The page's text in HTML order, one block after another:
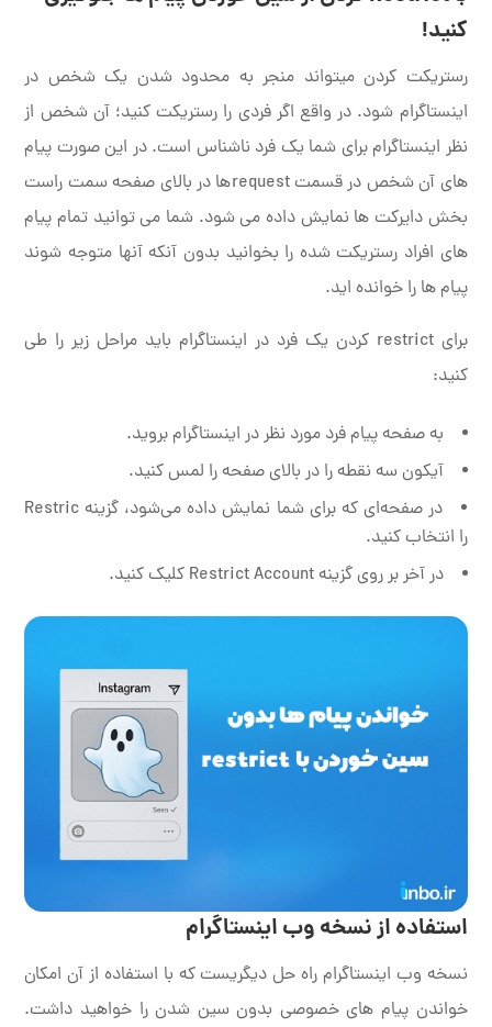
کنید!
رستریکت کردن میتواند منجر به محدود شدن یک شخص در
اینستاگرام شود. در واقع اگر فردی را رستریکت کنید؛ آن شخص از
نظر اینستاگرام برای شما یک فرد ناشناس است. در این صورت پیام
های آن شخص در قسمت requestها در بالای صفحه سمت راست
بخش دایرکت ها نمایش داده می شود. شما می توانید تمام پیام
های افراد رستریکت شده را بخوانید بدون آنکه آنها متوجه شوند
پیام ها را خوانده اید.
برای restrict کردن یک فرد در اینستاگرام باید مراحل زیر را طی
کنید:
به صفحه پیام فرد مورد نظر در اینستاگرام بروید.
آیکون سه نقطه را در بالای صفحه را لمس کنید.
در صفحه‌ای که برای شما نمایش داده می‌شود، گزینه Restric
را انتخاب کنید.
در آخر بر روی گزینه Restrict Account کلیک کنید.
استفاده از نسخه وب اینستاگرام
نسخه وب اینستاگرام راه حل دیگریست که با استفاده از آن امکان
خواندن پیام های خصوصی بدون سین شدن را خواهید داشت.